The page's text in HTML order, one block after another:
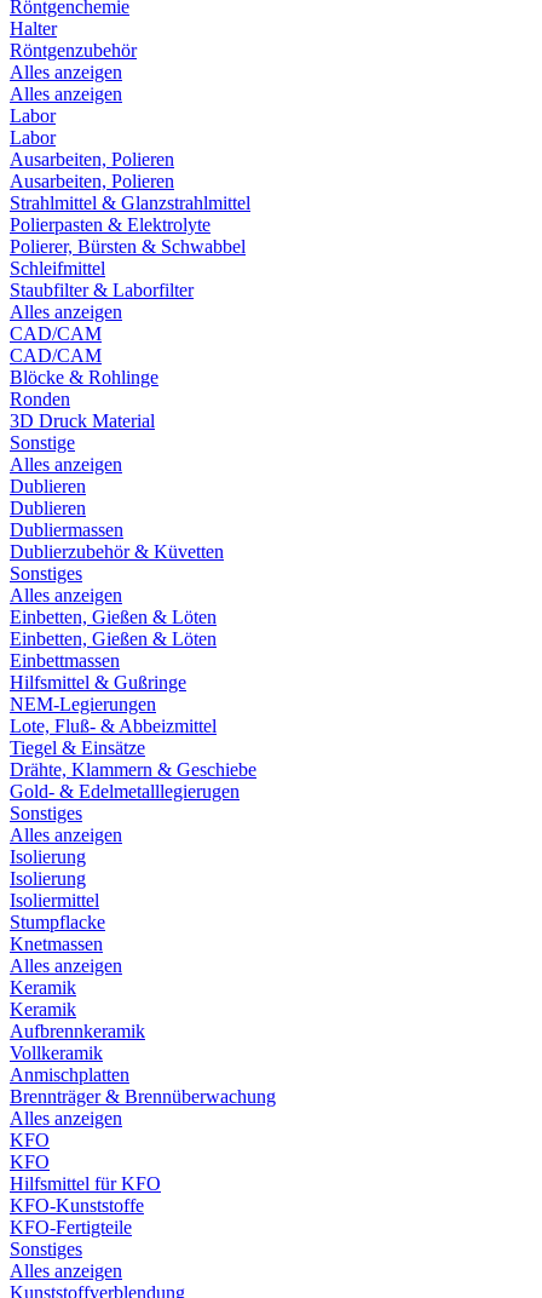
Röntgenchemie
Halter
Röntgenzubehör
Alles anzeigen
Alles anzeigen
Labor
Labor
Ausarbeiten, Polieren
Ausarbeiten, Polieren
Strahlmittel & Glanzstrahlmittel
Polierpasten & Elektrolyte
Polierer, Bürsten & Schwabbel
Schleifmittel
Staubfilter & Laborfilter
Alles anzeigen
CAD/CAM
CAD/CAM
Blöcke & Rohlinge
Ronden
3D Druck Material
Sonstige
Alles anzeigen
Dublieren
Dublieren
Dubliermassen
Dublierzubehör & Küvetten
Sonstiges
Alles anzeigen
Einbetten, Gießen & Löten
Einbetten, Gießen & Löten
Einbettmassen
Hilfsmittel & Gußringe
NEM-Legierungen
Lote, Fluß- & Abbeizmittel
Tiegel & Einsätze
Drähte, Klammern & Geschiebe
Gold- & Edelmetalllegierugen
Sonstiges
Alles anzeigen
Isolierung
Isolierung
Isoliermittel
Stumpflacke
Knetmassen
Alles anzeigen
Keramik
Keramik
Aufbrennkeramik
Vollkeramik
Anmischplatten
Brennträger & Brennüberwachung
Alles anzeigen
KFO
KFO
Hilfsmittel für KFO
KFO-Kunststoffe
KFO-Fertigteile
Sonstiges
Alles anzeigen
Kunststoffverblendung